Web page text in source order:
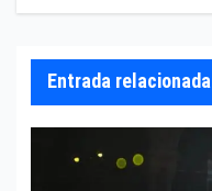
Entrada relacionada